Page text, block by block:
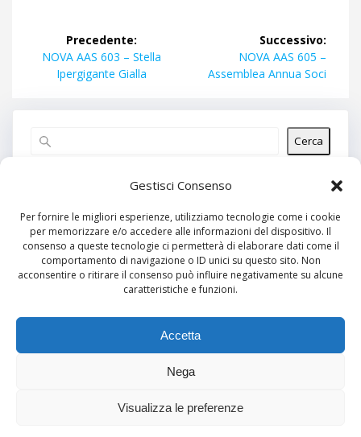
Gestisci Consenso
Per fornire le migliori esperienze, utilizziamo tecnologie come i cookie
per memorizzare e/o accedere alle informazioni del dispositivo. Il
consenso a queste tecnologie ci permetterà di elaborare dati come il
comportamento di navigazione o ID unici su questo sito. Non
acconsentire o ritirare il consenso può influire negativamente su alcune
caratteristiche e funzioni.
Accetta
Nega
Visualizza le preferenze
Navigazione
articoli
Precedente:
Articolo
precedente:
NOVA AAS 603 – Stella
Ipergigante Gialla
Successivo:
Articolo
successivo:
NOVA AAS 605 –
Assemblea Annua Soci
Cerca
Articoli recenti
Commenti recenti
Nessun commento da mostrare.
Nessun archivio da mostrare.
Categorie
Nessuna categoria